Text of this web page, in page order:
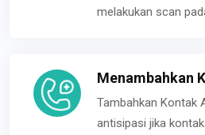
melakukan scan
Menambahkan
Tambahkan Kontak
antisipasi jika